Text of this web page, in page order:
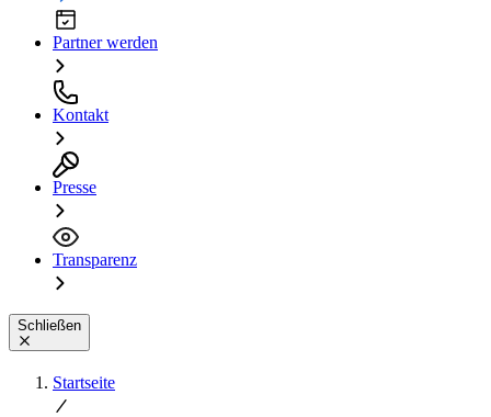
Partner werden
Kontakt
Presse
Transparenz
Schließen
Startseite